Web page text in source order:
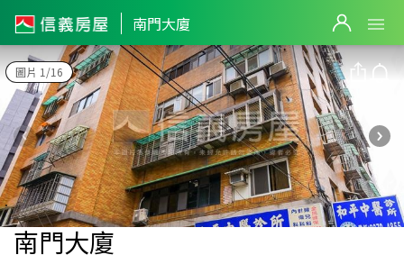
南門大廈
圖片 1/16
南門大廈